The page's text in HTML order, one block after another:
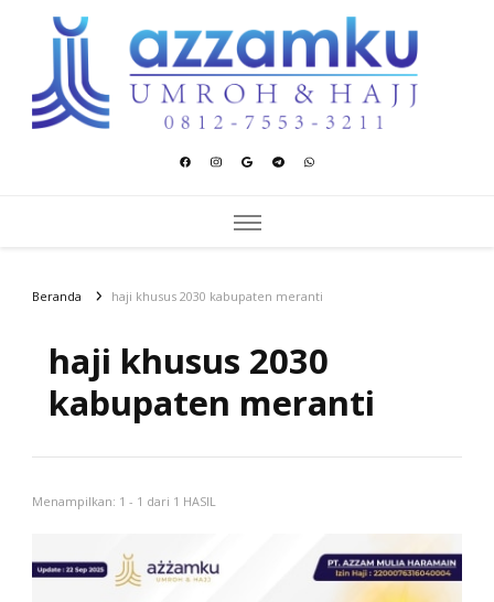
Azzamku Umroh dan Hajj
Beranda haji khusus 2030 kabupaten meranti
haji khusus 2030
kabupaten meranti
Menampilkan: 1 - 1 dari 1 HASIL